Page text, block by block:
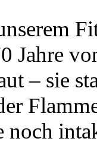
Jahre
– sie
noch